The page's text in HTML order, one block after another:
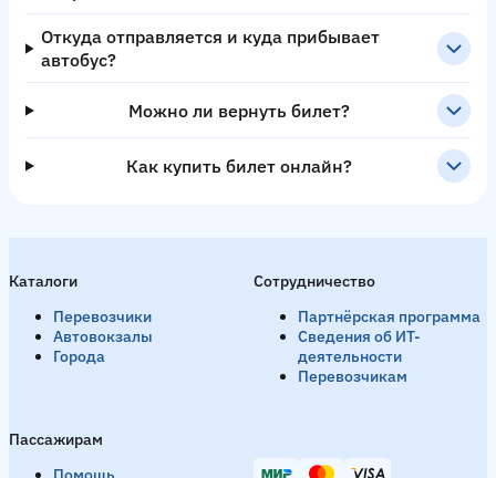
Откуда отправляется и куда прибывает
автобус?
Можно ли вернуть билет?
Как купить билет онлайн?
Каталоги
Перевозчики
Автовокзалы
Города
Пассажирам
Сотрудничество
Партнёрская программа
Сведения об ИТ-
деятельности
Перевозчикам